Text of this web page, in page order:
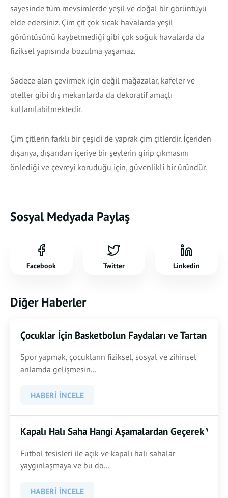
sayesinde tüm mevsimlerde yeşil ve doğal bir görüntüyü
elde edersiniz. Çim çit çok sıcak havalarda yeşil
görüntüsünü kaybetmediği gibi çok soğuk havalarda da
fiziksel yapısında bozulma yaşamaz.
Sadece alan çevirmek için değil mağazalar, kafeler ve
oteller gibi dış mekanlarda da dekoratif amaçlı
kullanılabilmektedir.
Çim çitlerin farklı bir çeşidi de yaprak çim çitlerdir. İçeriden
dışarıya, dışarıdan içeriye bir şeylerin girip çıkmasını
önlediği ve çevreyi koruduğu için, güvenlikli bir üründür.
Sosyal Medyada Paylaş
Facebook Twitter Linkedin
Diğer Haberler
Çocuklar İçin Basketbolun Faydaları ve Tartan
Spor yapmak, çocukların fiziksel, sosyal ve zihinsel
anlamda gelişmesin...
HABERI İNCELE
Kapalı Halı Saha Hangi Aşamalardan Geçerek
Futbol tesisleri ile açık ve kapalı halı sahalar
yaygınlaşmaya ve bu do...
HABERI İNCELE